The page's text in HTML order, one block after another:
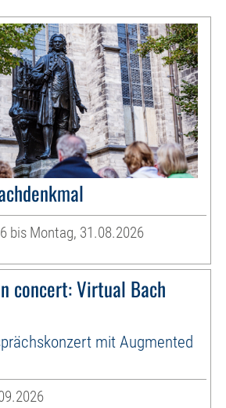
bis Montag, 31.08.2026
concert: Virtual Bach
mit Augmented